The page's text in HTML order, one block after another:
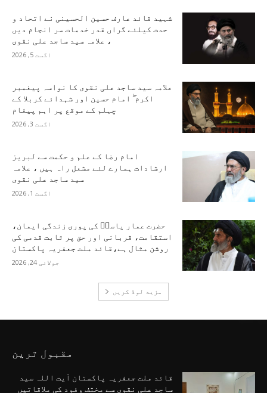
شہید قائد عارف حسین الحسینی نے اتحاد و
حدت کیلئے گراں قدر خدمات سر انجام دیں
، علامہ سید ساجد علی نقوی
اگست 5, 2026
علامہ سید ساجد علی نقوی کا نواسہ پیغمبر
اکرم ۖ امام حسین اور شہدائے کربلا کے
چہلم کے موقع پر اہم پیغام
اگست 3, 2026
امام رضا کے علم و حکمت سے لبریز
ارشادات ہمارے لئے مشعل راہ ہیں ، علامہ
سید ساجد علی نقوی
اگست 1, 2026
حضرت عمار یاسرؑ کی پوری زندگی ایمان،
استقامت، قربانی اور حق پر ثابت قدمی کی
روشن مثال ہے،قائد ملت جعفریہ پاکستان
جولائی 24, 2026
مزید لوڈ کریں
مقبول ترین
قائد ملت جعفریہ پاکستان آیت اللہ سید
ساجد علی نقوی سے مختف وفود کی ملاقاتیں